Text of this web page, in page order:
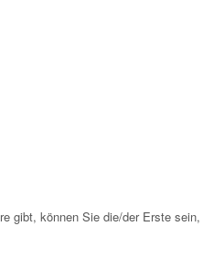
gibt, können Sie die/der Erste sein,